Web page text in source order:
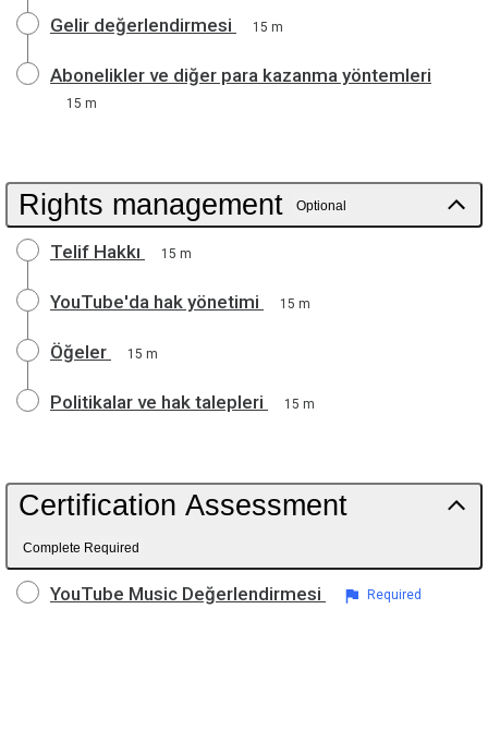
Gelir değerlendirmesi 15 m
Abonelikler ve diğer para kazanma yöntemleri
15 m
Rights management Optional
Telif Hakkı 15 m
YouTube'da hak yönetimi 15 m
Öğeler 15 m
Politikalar ve hak talepleri 15 m
Certification Assessment
Complete Required
YouTube Music Değerlendirmesi Required